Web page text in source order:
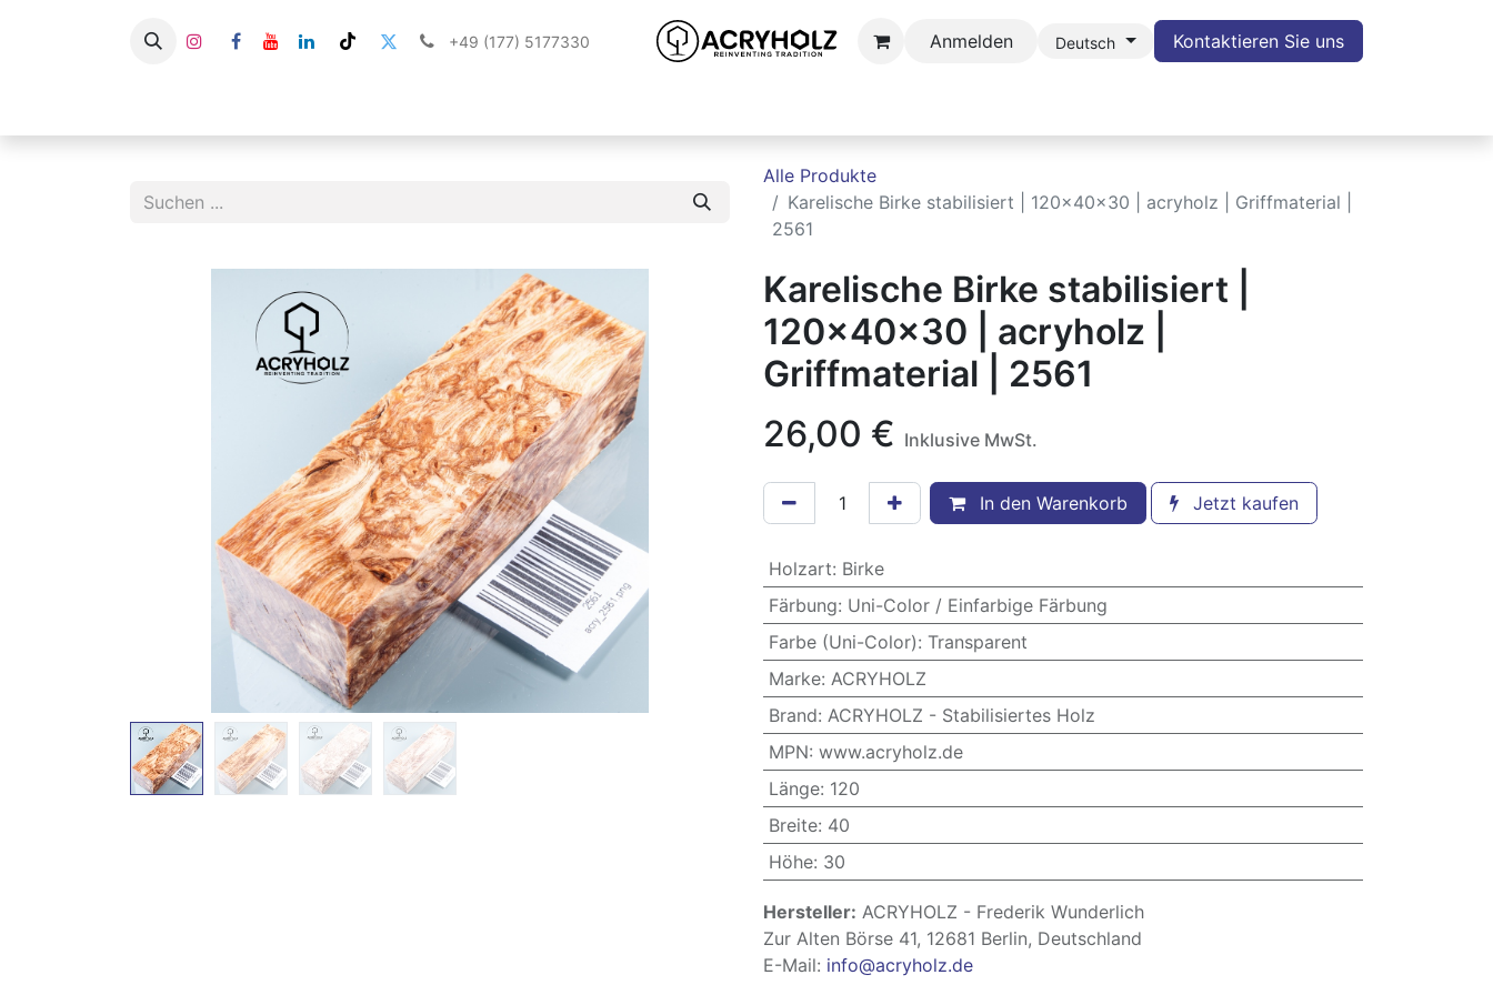
+49 (177) 5177330 Anmelden Deutsch Kontaktieren Sie uns
Alle Produkte
Karelische Birke stabilisiert | 120x40x30 | acryholz | Griffmaterial |
2561
Karelische Birke stabilisiert |
120x40x30 | acryholz |
Griffmaterial | 2561
26,00 € Inklusive MwSt.
In den Warenkorb Jetzt kaufen
Holzart: Birke
Färbung: Uni-Color / Einfarbige Färbung
Farbe (Uni-Color): Transparent
Marke: ACRYHOLZ
Brand: ACRYHOLZ - Stabilisiertes Holz
MPN: www.acryholz.de
Länge: 120
Breite: 40
Höhe: 30
Hersteller: ACRYHOLZ - Frederik Wunderlich
Zur Alten Börse 41, 12681 Berlin, Deutschland
E-Mail: info@acryholz.de